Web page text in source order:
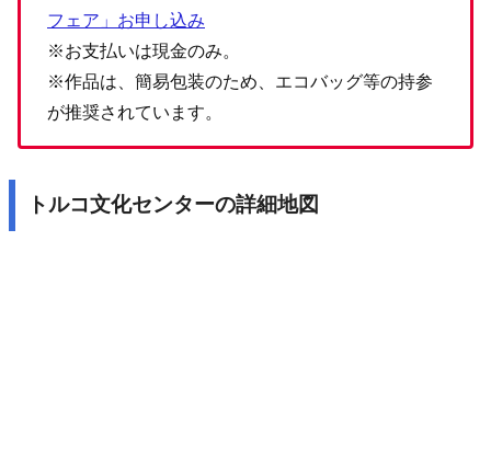
フェア」お申し込み
※お支払いは現金のみ。
※作品は、簡易包装のため、エコバッグ等の持参
が推奨されています。
トルコ文化センターの詳細地図